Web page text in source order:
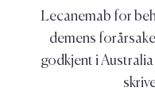
Lecanemab for
demens
godkjent i